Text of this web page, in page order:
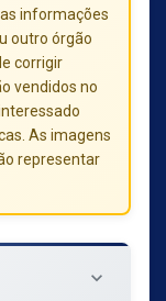
informações
outro órgão
corrigir
vendidos no
As imagens
representar
keyboard_arrow_down